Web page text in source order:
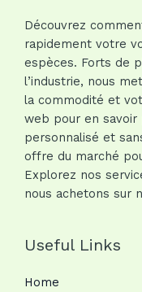
Découvrez
rapidement votre
espèces. Forts de
l’industrie, nous
la commodité et
web pour en
personnalisé et
offre du marché
Explorez nos
nous achetons sur
Useful Links
Home